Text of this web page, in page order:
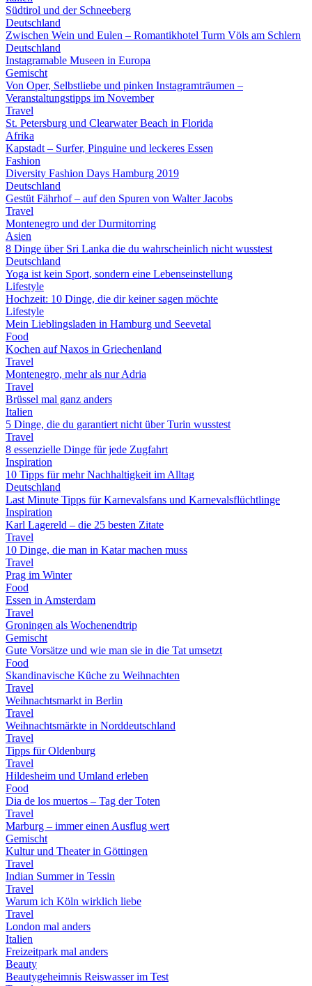
Südtirol und der Schneeberg
Deutschland
Zwischen Wein und Eulen – Romantikhotel Turm Völs am Schlern
Deutschland
Instagramable Museen in Europa
Gemischt
Von Oper, Selbstliebe und pinken Instagramträumen –
Veranstaltungstipps im November
Travel
St. Petersburg und Clearwater Beach in Florida
Afrika
Kapstadt – Surfer, Pinguine und leckeres Essen
Fashion
Diversity Fashion Days Hamburg 2019
Deutschland
Gestüt Fährhof – auf den Spuren von Walter Jacobs
Travel
Montenegro und der Durmitorring
Asien
8 Dinge über Sri Lanka die du wahrscheinlich nicht wusstest
Deutschland
Yoga ist kein Sport, sondern eine Lebenseinstellung
Lifestyle
Hochzeit: 10 Dinge, die dir keiner sagen möchte
Lifestyle
Mein Lieblingsladen in Hamburg und Seevetal
Food
Kochen auf Naxos in Griechenland
Travel
Montenegro, mehr als nur Adria
Travel
Brüssel mal ganz anders
Italien
5 Dinge, die du garantiert nicht über Turin wusstest
Travel
8 essenzielle Dinge für jede Zugfahrt
Inspiration
10 Tipps für mehr Nachhaltigkeit im Alltag
Deutschland
Last Minute Tipps für Karnevalsfans und Karnevalsflüchtlinge
Inspiration
Karl Lagereld – die 25 besten Zitate
Travel
10 Dinge, die man in Katar machen muss
Travel
Prag im Winter
Food
Essen in Amsterdam
Travel
Groningen als Wochenendtrip
Gemischt
Gute Vorsätze und wie man sie in die Tat umsetzt
Food
Skandinavische Küche zu Weihnachten
Travel
Weihnachtsmarkt in Berlin
Travel
Weihnachtsmärkte in Norddeutschland
Travel
Tipps für Oldenburg
Travel
Hildesheim und Umland erleben
Food
Dia de los muertos – Tag der Toten
Travel
Marburg – immer einen Ausflug wert
Gemischt
Kultur und Theater in Göttingen
Travel
Indian Summer in Tessin
Travel
Warum ich Köln wirklich liebe
Travel
London mal anders
Italien
Freizeitpark mal anders
Beauty
Beautygeheimnis Reiswasser im Test